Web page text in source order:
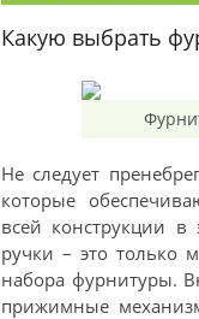
Какую выбрать
Не следует
которые
всей конструкции
ручки – это только
набора фурнитуры.
прижимные